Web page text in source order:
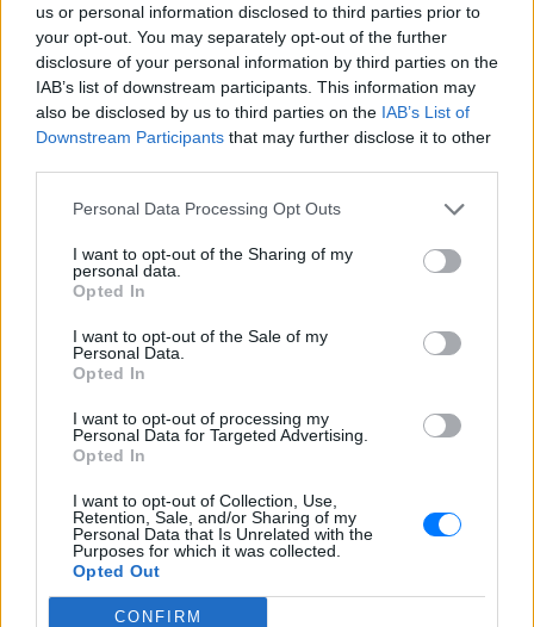
us or personal information disclosed to third parties prior to
your opt-out. You may separately opt-out of the further
disclosure of your personal information by third parties on the
IAB’s list of downstream participants. This information may
also be disclosed by us to third parties on the IAB’s List of
Downstream Participants that may further disclose it to other
Personal Data Processing Opt Outs
I want to opt-out of the Sharing of my
personal data.
Opted In
I want to opt-out of the Sale of my
Personal Data.
Opted In
I want to opt-out of processing my
Personal Data for Targeted Advertising.
Opted In
I want to opt-out of Collection, Use,
Retention, Sale, and/or Sharing of my
Personal Data that Is Unrelated with the
Purposes for which it was collected.
Opted Out
CONFIRM
Ακολουθήστε το E-Radio.gr στο Google News
και μάθετε πρώτοιτα πιο hot νέα
Για ακόμη περισσότερα νέα , μπείτε στηνροή
Ακολουθήστε το E-Radio.gr και στο Instagram
ΔΙΑΦΗΜΙΣΗ